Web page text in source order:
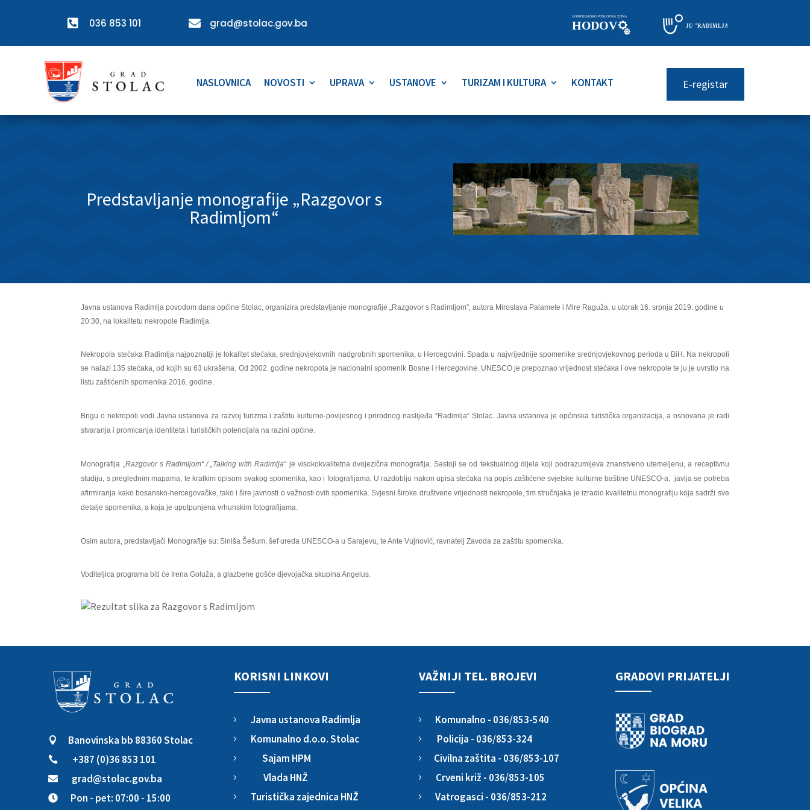
 036 853 101  grad@stolac.gov.ba
NASLOVNICA NOVOSTI UPRAVA USTANOVE TURIZAM I KULTURA KONTAKT E-registar
Predstavljanje monografije „Razgovor s
Radimljom“
Javna ustanova Radimlja povodom dana općine Stolac, organizira predstavljanje monografije „Razgovor s Radimljom”, autora Miroslava Palamete i Mire Raguža, u utorak 16. srpnja 2019. godine u
20:30, na lokalitetu nekropole Radimlja.
Nekropola stećaka Radimlja najpoznatiji je lokalitet stećaka, srednjovjekovnih nadgrobnih spomenika, u Hercegovini. Spada u najvrijednije spomenike srednjovjekovnog perioda u BiH. Na nekropoli
se nalazi 135 stećaka, od kojih su 63 ukrašena. Od 2002. godine nekropola je nacionalni spomenik Bosne i Hercegovine. UNESCO je prepoznao vrijednost stećaka i ove nekropole te ju je uvrstio na
listu zaštićenih spomenika 2016. godine.
Brigu o nekropoli vodi Javna ustanova za razvoj turizma i zaštitu kulturno-povijesnog i prirodnog naslijeđa “Radimlja“ Stolac. Javna ustanova je općinska turistička organizacija, a osnovana je radi
stvaranja i promicanja identiteta i turističkih potencijala na razini općine.
Monografija „Razgovor s Radimljom“ / „Talking with Radimlja“je visokokvalitetna dvojezična monografija. Sastoji se od tekstualnog dijela koji podrazumijeva znanstveno utemeljenu, a receptivnu
studiju, s preglednim mapama, te kratkim opisom svakog spomenika, kao i fotografijama. U razdoblju nakon upisa stećaka na popis zaštićene svjetske kulturne baštine UNESCO-a, javlja se potreba
afirmiranja kako bosansko-hercegovačke, tako i šire javnosti o važnosti ovih spomenika. Svjesni široke društvene vrijednosti nekropole, tim stručnjaka je izradio kvalitetnu monografiju koja sadrži sve
detalje spomenika, a koja je upotpunjena vrhunskim fotografijama.
Osim autora, predstavljači Monografije su: Siniša Šešum, šef ureda UNESCO-a u Sarajevu, te Ante Vujnović, ravnatelj Zavoda za zaštitu spomenika.
Voditeljica programa biti će Irena Goluža, a glazbene gošće djevojačka skupina Angelus.
 Banovinska bb 88360 Stolac
 +387 (0)36 853 101
 grad@stolac.gov.ba
 Pon - pet: 07:00 - 15:00
KORISNI LINKOVI
5 Javna ustanova Radimlja
5 Komunalno d.o.o. Stolac
5 Sajam HPM
5 Vlada HNŽ
5
Turistička zajednica HNŽ
VAŽNIJI TEL. BROJEVI
5 Komunalno - 036/853-540
5 Policija - 036/853-324
5 Civilna zaštita - 036/853-107
5 Crveni križ - 036/853-105
5
Vatrogasci - 036/853-212
GRADOVI PRIJATELJI